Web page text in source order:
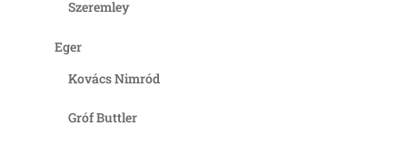
Szeremley
Eger
Kovács Nimród
Gróf Buttler